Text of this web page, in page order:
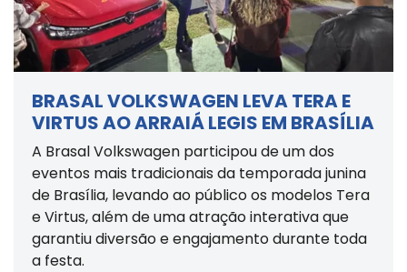
BRASAL VOLKSWAGEN LEVA TERA E
VIRTUS AO ARRAIÁ LEGIS EM BRASÍLIA
A Brasal Volkswagen participou de um dos
eventos mais tradicionais da temporada junina
de Brasília, levando ao público os modelos Tera
e Virtus, além de uma atração interativa que
garantiu diversão e engajamento durante toda
a festa.